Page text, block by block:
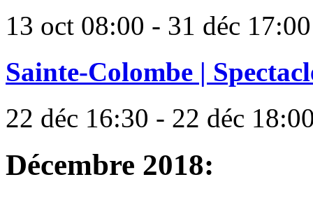
13 oct 08:00 - 31 déc 17:00
Sainte-Colombe |
22 déc 16:30 - 22 déc
Décembre 2018: